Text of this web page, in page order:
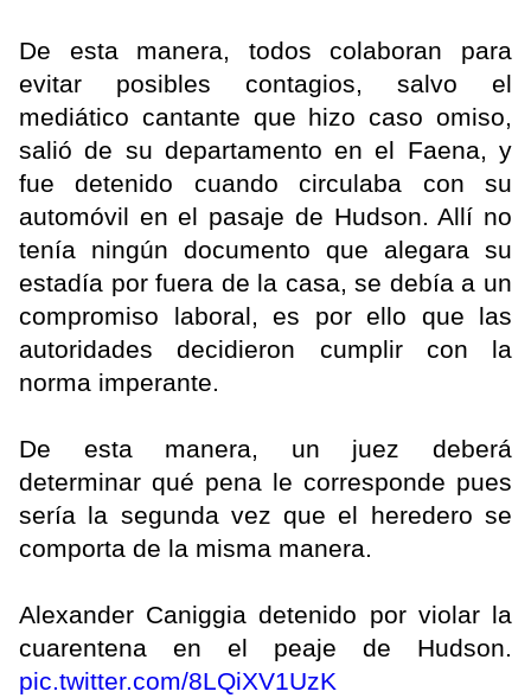
De esta manera, todos colaboran para
evitar posibles contagios, salvo el
mediático cantante que hizo caso omiso,
salió de su departamento en el Faena, y
fue detenido cuando circulaba con su
automóvil en el pasaje de Hudson. Allí no
tenía ningún documento que alegara su
estadía por fuera de la casa, se debía a un
compromiso laboral, es por ello que las
autoridades decidieron cumplir con la
norma imperante.
De esta manera, un juez deberá
determinar qué pena le corresponde pues
sería la segunda vez que el heredero se
comporta de la misma manera.
Alexander Caniggia detenido por violar la
cuarentena en el peaje de Hudson.
pic.twitter.com/8LQiXV1UzK